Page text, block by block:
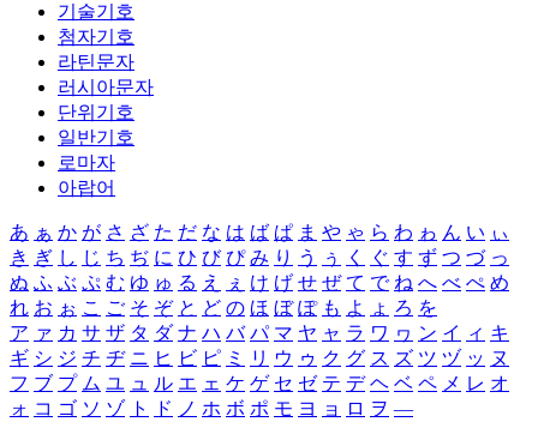
기술기호
첨자기호
라틴문자
러시아문자
단위기호
일반기호
로마자
아랍어
あ ぁ か が さ ざ た だ な は ば ぱ ま や ゃ ら わ ゎ ん い ぃ
き ぎ し じ ち ぢ に ひ び ぴ み り う ぅ く ぐ す ず つ づ っ
ぬ ふ ぶ ぷ む ゆ ゅ る え ぇ け げ せ ぜ て で ね へ べ ぺ め
れ お ぉ こ ご そ ぞ と ど の ほ ぼ ぽ も よ ょ ろ を
ア ァ カ サ ザ タ ダ ナ ハ バ パ マ ヤ ャ ラ ワ ヮ ン イ ィ キ
ギ シ ジ チ ヂ ニ ヒ ビ ピ ミ リ ウ ゥ ク グ ス ズ ツ ヅ ッ ヌ
フ ブ プ ム ユ ュ ル エ ェ ケ ゲ セ ゼ テ デ ヘ ベ ペ メ レ オ
ォ コ ゴ ソ ゾ ト ド ノ ホ ボ ポ モ ヨ ョ ロ ヲ ―